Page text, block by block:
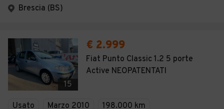
Brescia (BS)
15
€ 2.999
Fiat Punto Classic 1.2 5 porte
Active NEOPATENTATI
Usato Marzo 2010 198.000 km